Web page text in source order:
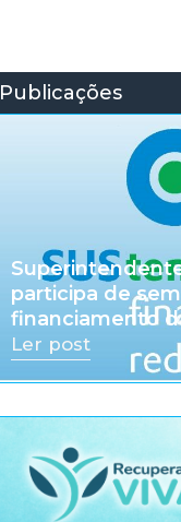
Publicações
participa de
financiamento
Ler post